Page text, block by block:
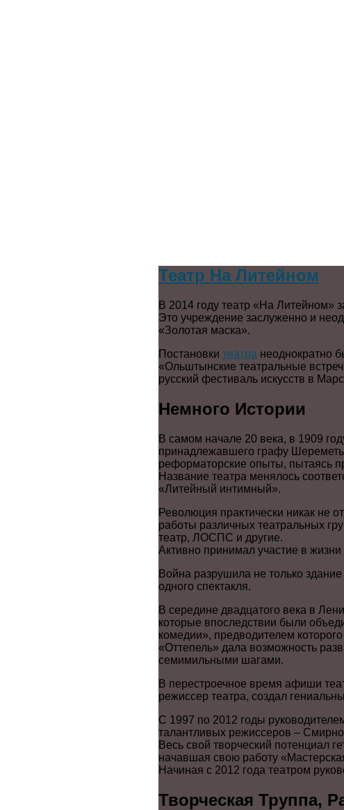
Театр На Литейном
В 2014 году театр «На Литейном»
Это учреждение заслуженно и
«Золотая маска».
Постановки театра неоднократно
«Ольштынские театральные
русский фестиваль искусств в
Немного Истории
В самом начале 20 века, в 1909
принадлежавшего графу
реформаторские опыты, пытаясь
Название театра менялось
«Литейный интимный».
Революция практически никак не
работы различных театральных
театр, ЛОСПС и другие.
Активно принимал участие в
Война разрушила не только
одного спектакля.
В середине двадцатого века в
которые впоследствии были
комедии», предводителем
«Оттепель» дала возможность
семимильными шагами.
В перестроечное время афиши
режиссер театра, создал
С 1997 по 2012 годы
талантливых режиссеров –
Весь свой творческий потенциал
начавшая свою работу
Начиная с 2012 года театром
Творческая Труппа,